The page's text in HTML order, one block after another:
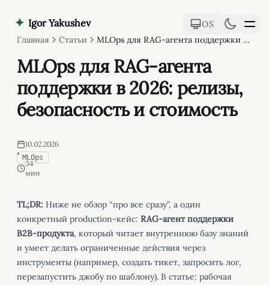
✦ Igor Yakushev
OS
Главная
Статьи MLOps для RAG-агента поддержки в 2026: релизы, безопасность и стоимость
MLOps для RAG-агента
поддержки в 2026: релизы,
безопасность и стоимость
10.02.2026
•
34
мин
MLOps
TL;DR: Ниже не обзор “про все сразу”, а один
конкретный production-кейс: RAG-агент поддержки
B2B-продукта, который читает внутреннюю базу знаний
и умеет делать ограниченные действия через
инструменты (например, создать тикет, запросить лог,
перезапустить джобу по шаблону). В статье: рабочая
Проекты
Статьи
Обо мне